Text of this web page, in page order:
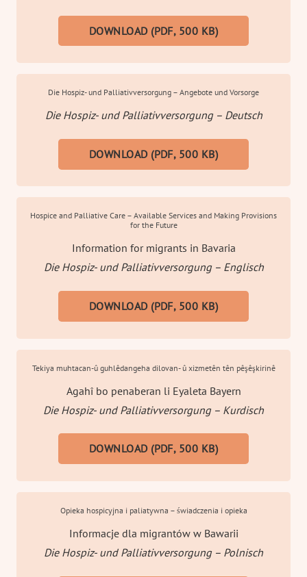
DOWNLOAD (PDF, 500 KB)
Die Hospiz- und Palliativversorgung – Angebote und Vorsorge
Die Hospiz- und Palliativversorgung – Deutsch
DOWNLOAD (PDF, 500 KB)
Hospice and Palliative Care – Available Services and Making Provisions
for the Future
Information for migrants in Bavaria
Die Hospiz- und Palliativversorgung – Englisch
DOWNLOAD (PDF, 500 KB)
Tekiya muhtacan-û guhlêdangeha dilovan- û xizmetên tên pêşêşkirinê
Agahî bo penaberan li Eyaleta Bayern
Die Hospiz- und Palliativversorgung – Kurdisch
DOWNLOAD (PDF, 500 KB)
Opieka hospicyjna i paliatywna – świadczenia i opieka
Informacje dla migrantów w Bawarii
Die Hospiz- und Palliativversorgung – Polnisch